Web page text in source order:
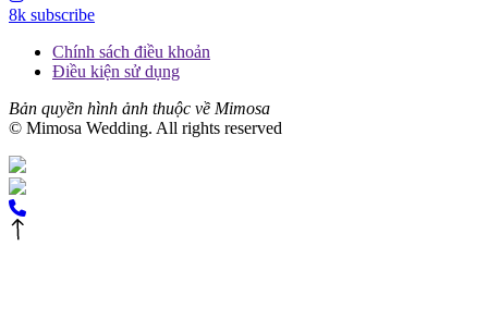
8k subscribe
Chính sách điều khoản
Điều kiện sử dụng
Bản quyền hình ảnh thuộc về Mimosa
© Mimosa Wedding. All rights reserved